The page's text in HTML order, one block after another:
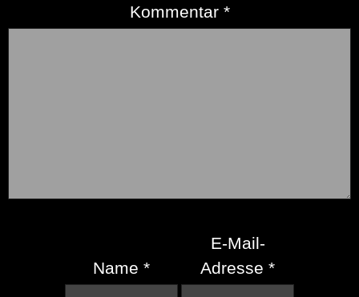
Kommentar *
Name *
E-Mail-
Adresse*